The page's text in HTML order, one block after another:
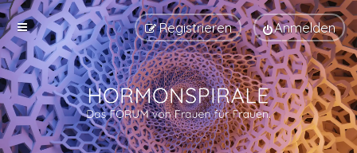
Anmelden
Registrieren